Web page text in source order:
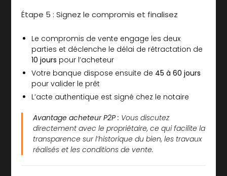
Étape 5 : Signez le compromis et finalisez
Le compromis de vente engage les deux
parties et déclenche le délai de rétractation de
10 jours pour l’acheteur
Votre banque dispose ensuite de 45 à 60 jours
pour valider le prêt
L’acte authentique est signé chez le notaire
Avantage acheteur P2P : Vous discutez
directement avec le propriétaire, ce qui facilite la
transparence sur l’historique du bien, les travaux
réalisés et les conditions de vente.